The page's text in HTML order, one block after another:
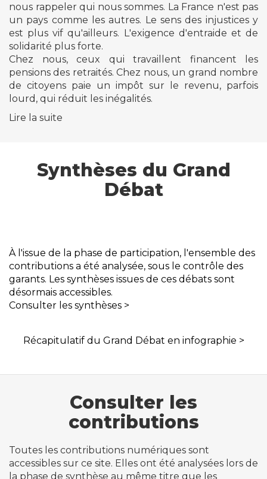
nous rappeler qui nous sommes. La France n'est pas
un pays comme les autres. Le sens des injustices y
est plus vif qu'ailleurs. L'exigence d'entraide et de
solidarité plus forte.
Chez nous, ceux qui travaillent financent les
pensions des retraités. Chez nous, un grand nombre
de citoyens paie un impôt sur le revenu, parfois
lourd, qui réduit les inégalités.
Lire la suite
Synthèses du Grand
Débat
À l'issue de la phase de participation, l'ensemble des
contributions a été analysée, sous le contrôle des
garants. Les synthèses issues de ces débats sont
désormais accessibles.
Consulter les synthèses >
Récapitulatif du Grand Débat en infographie >
Consulter les
contributions
Toutes les contributions numériques sont
accessibles sur ce site. Elles ont été analysées lors de
la phase de synthèse au même titre que les